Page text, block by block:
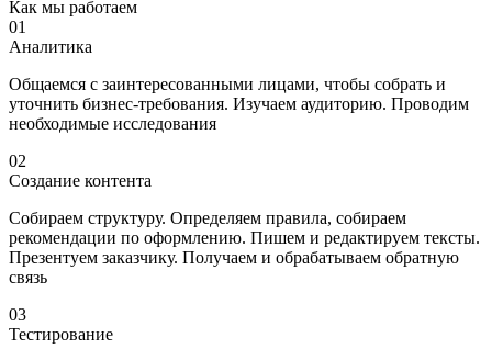
Как мы работаем
01
Аналитика
Общаемся с заинтересованными лицами, чтобы собрать и
уточнить бизнес-требования. Изучаем аудиторию. Проводим
необходимые исследования
02
Создание контента
Собираем структуру. Определяем правила, собираем
рекомендации по оформлению. Пишем и редактируем тексты.
Презентуем заказчику. Получаем и обрабатываем обратную
связь
03
Тестирование